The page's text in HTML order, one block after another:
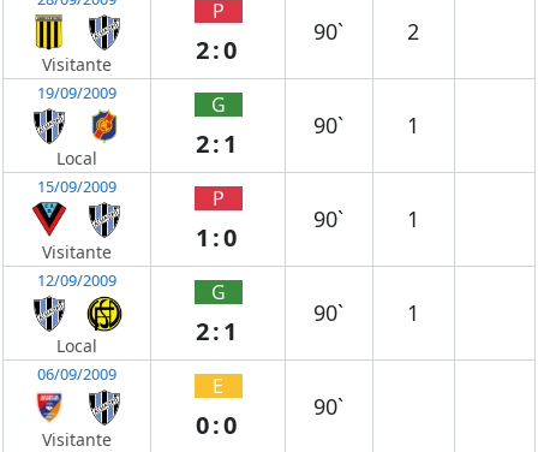
Visitante
P
2:0
90` 2
19/09/2009
Local
G
2:1
90` 1
15/09/2009
Visitante
P
1:0
90` 1
12/09/2009
Local
G
2:1
90` 1
06/09/2009
Visitante
E
0:0
90`